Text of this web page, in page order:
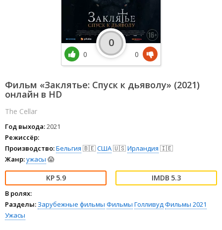
Фильм «Заклятье: Спуск к дьяволу» (2021)
онлайн в HD
The Cellar
Год выхода:2021
Режиссёр:
Производство:Бельгия 🇧🇪США🇺🇸Ирландия 🇮🇪
Жанр:ужасы 😱
5.9 5.3
В ролях:
Разделы: Зарубежные фильмы Фильмы Голливуд Фильмы 2021
Ужасы
0
0
0